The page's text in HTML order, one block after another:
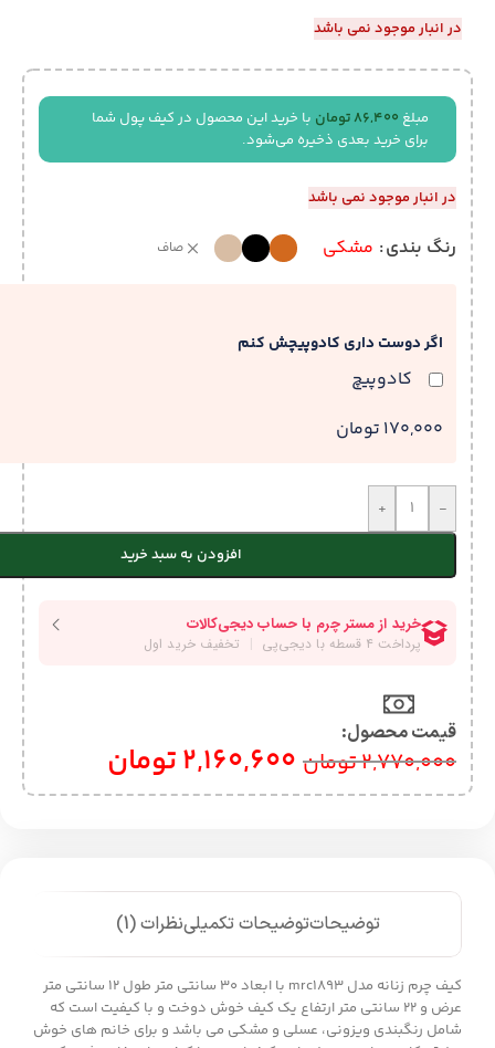
در انبار موجود نمی باشد
مبلغ 86,400تومان با خرید این محصول در کیف پول شما
برای خرید بعدی ذخیره می‌شود.
در انبار موجود نمی باشد
رنگ بندی مشکی صاف
اگر دوست داری کادوپیچش کنم
کادوپیچ
170,000 تومان
-
+
افزودن به سبد خرید
قیمت محصول:​
2,770,000تومان 2,160,600تومان
توضیحاتتوضیحات تکمیلینظرات (1)
کیف چرم زنانه مدل mrc1893 با ابعاد 30 سانتی متر طول 12 سانتی متر
عرض و 22 سانتی متر ارتفاع یک کیف خوش دوخت و با کیفیت است که
شامل رنگبندی ویزونی، عسلی و مشکی می باشد و برای خانم های خوش